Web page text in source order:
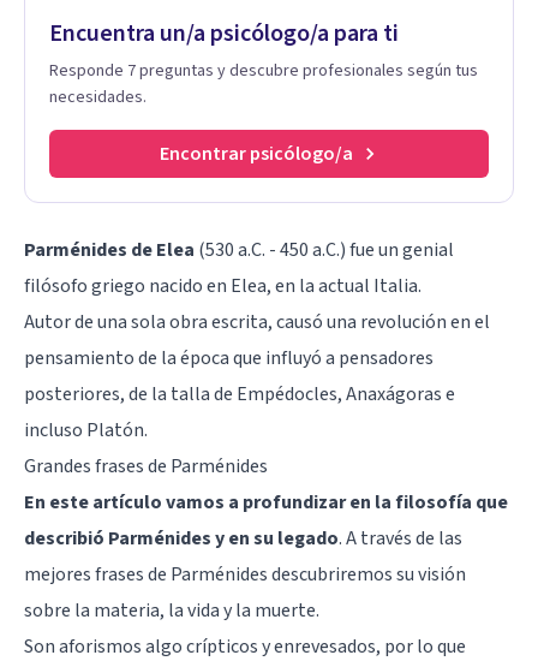
Encuentra un/a psicólogo/a para ti
Responde 7 preguntas y descubre profesionales según tus
necesidades.
Encontrar psicólogo/a
Parménides de Elea (530 a.C. - 450 a.C.) fue un genial
filósofo griego nacido en Elea, en la actual Italia.
Autor de una sola obra escrita, causó una revolución en el
pensamiento de la época que influyó a pensadores
posteriores, de la talla de Empédocles, Anaxágoras e
incluso Platón.
Grandes frases de Parménides
En este artículo vamos a profundizar en la filosofía que
describió Parménides y en su legado. A través de las
mejores frases de Parménides descubriremos su visión
sobre la materia, la vida y la muerte.
Son aforismos algo crípticos y enrevesados, por lo que